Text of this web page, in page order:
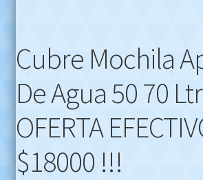
Cubre Mochila
De Agua 50 70
OFERTA
$18000 !!!